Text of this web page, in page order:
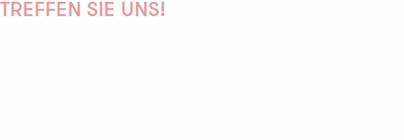
TREFFEN SIE UNS!